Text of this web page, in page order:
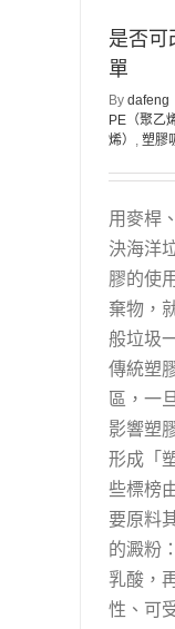
是否可
單
By dafeng
PE（聚乙
烯） , 塑膠
用麥桿
決海洋
膠的使
棄物，
般垃圾
傳統塑
區，一
影響塑
形成「
些標榜
要原料
的澱粉
乳酸，
性、可